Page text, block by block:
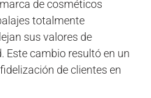
de cosméticos
totalmente
sus valores de
Este cambio resultó en un
de clientes en